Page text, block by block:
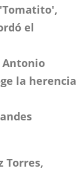
el
Antonio
la herencia
Torres,